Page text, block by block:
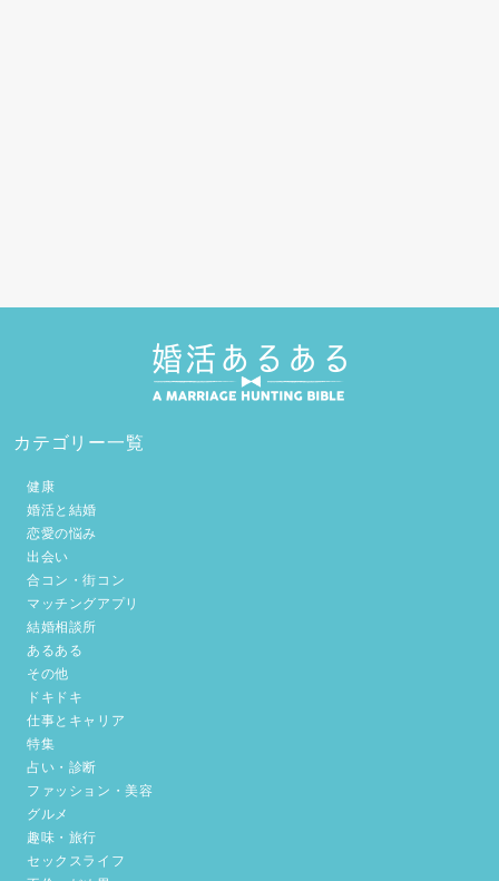
カテゴリー一覧
健康
婚活と結婚
恋愛の悩み
出会い
合コン・街コン
マッチングアプリ
結婚相談所
あるある
その他
ドキドキ
仕事とキャリア
特集
占い・診断
ファッション・美容
グルメ
趣味・旅行
セックスライフ